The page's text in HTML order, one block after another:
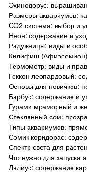
Эхинодорус:
Размеры аквариумов:
CO2 система: выбор и
Неон: содержание и
Радужницы: виды и
Килифиш
Термометр: виды и
Геккон леопардовый:
Основы для новичков:
Барбус: содержание и
Гурами мраморный и
Стеклянный сом:
Типы аквариумов:
Сомик коридорас:
Спектр света для
Что нужно для запуска
Лялиус: содержание